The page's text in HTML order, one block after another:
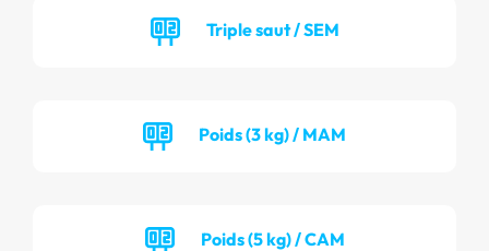
Triple saut / SEM
Poids (3 kg) / MAM
Poids (5 kg) / CAM